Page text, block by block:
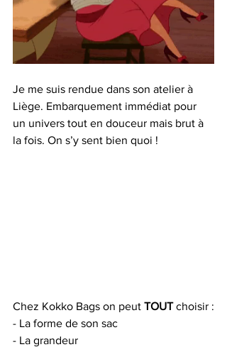
Je me suis rendue dans son atelier à
Liège. Embarquement immédiat pour
un univers tout en douceur mais brut à
la fois. On s’y sent bien quoi !
Chez Kokko Bags on peut TOUT choisir :
- La forme de son sac
- La grandeur